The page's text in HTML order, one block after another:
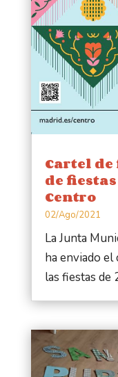
Cartel
de
Centro
02/Ago/2021
La Junta
ha enviado
las fiestas de